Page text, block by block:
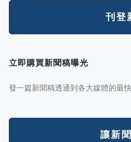
刊登
立即購買新聞稿曝光
發一篇新聞稿透通到各大媒體的最
讓新